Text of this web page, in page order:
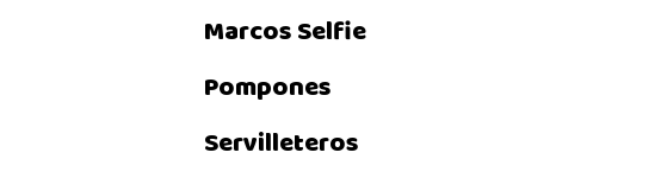
Marcos Selfie
Pompones
Servilleteros